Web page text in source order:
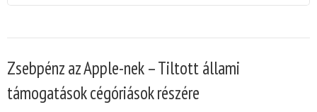
Zsebpénz az Apple-nek – Tiltott állami
támogatások cégóriások részére